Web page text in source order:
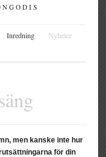
Inredning
Nyheter
men kanske inte hur
för din